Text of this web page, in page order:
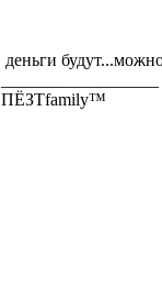
деньги
ПЁЗТfamily™